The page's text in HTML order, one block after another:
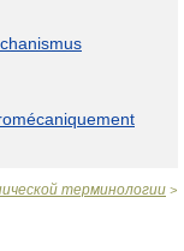
терминологии >